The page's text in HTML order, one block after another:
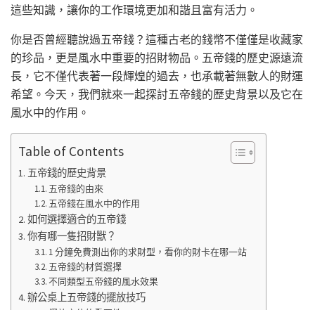
這些知識，讓你的工作環境更加和諧且富有活力。
你是否曾經聽說過五帝錢？這種古老的錢幣不僅僅是收藏家
的珍品，更是風水中重要的招財物品。五帝錢的歷史源遠流
長，它不僅代表著一段輝煌的過去，也承載著無數人的財運
希望。今天，我們就來一起探討五帝錢的歷史背景以及它在
風水中的作用。
Table of Contents
五帝錢的歷史背景
五帝錢的由來
五帝錢在風水中的作用
如何選擇適合的五帝錢
你有哪一隻招財獸？
1 分鐘免費測出你的求財型，看你的財卡在哪一站
五帝錢的材質選擇
不同類型五帝錢的風水效果
辦公桌上五帝錢的擺放技巧